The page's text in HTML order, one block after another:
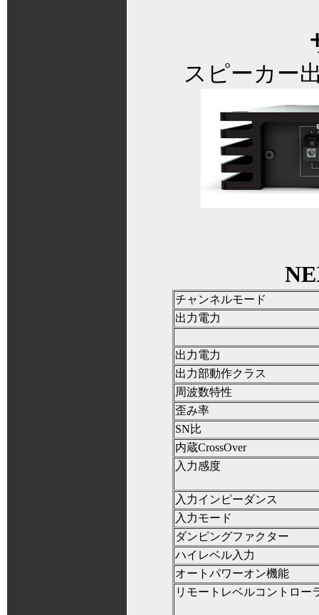
スピーカー
チャンネルモード
出力電力
出力電力
出力部動作クラス
周波数特性
歪み率
SN比
内蔵CrossOver
入力感度
入力インピーダンス
入力モード
ダンピングファクター
ハイレベル入力
オートパワーオン機能
リモートレベルコントロー